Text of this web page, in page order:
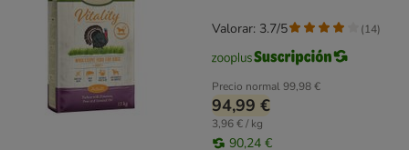
Precio normal99,98 €
94,99 €
3,96 € / kg
90,24 €
Valorar: 3.7/5 (14)